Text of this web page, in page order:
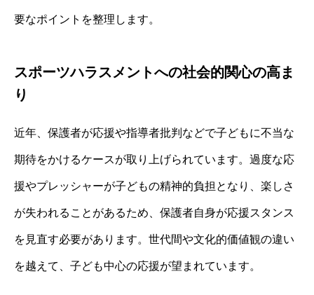
要なポイントを整理します。
スポーツハラスメントへの社会的関心の高ま
り
近年、保護者が応援や指導者批判などで子どもに不当な
期待をかけるケースが取り上げられています。過度な応
援やプレッシャーが子どもの精神的負担となり、楽しさ
が失われることがあるため、保護者自身が応援スタンス
を見直す必要があります。世代間や文化的価値観の違い
を越えて、子ども中心の応援が望まれています。